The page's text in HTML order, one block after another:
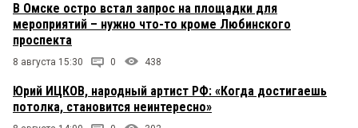
В Омске остро встал запрос на площадки для
мероприятий – нужно что-то кроме Любинского
проспекта
8 августа 15:30 0 438
Юрий ИЦКОВ, народный артист РФ: «Когда достигаешь
потолка, становится неинтересно»